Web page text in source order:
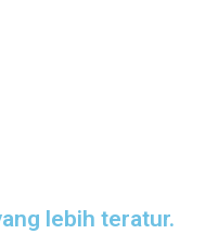
lebih teratur.